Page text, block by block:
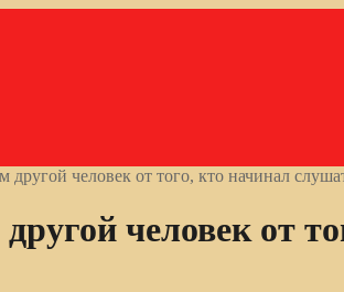
человек от того, кто начинал
человек от